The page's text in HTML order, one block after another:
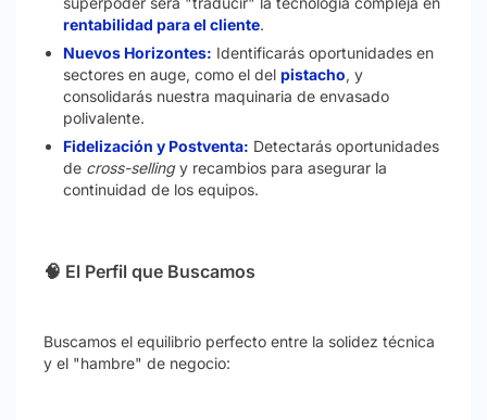
rentabilidad para el cliente.
Nuevos Horizontes: Identificarás oportunidades en
sectores en auge, como el del pistacho, y
consolidarás nuestra maquinaria de envasado
polivalente.
Fidelización y Postventa: Detectarás oportunidades
de cross-selling y recambios para asegurar la
continuidad de los equipos.
🧠 El Perfil que Buscamos
Buscamos el equilibrio perfecto entre la solidez técnica
y el "hambre" de negocio: